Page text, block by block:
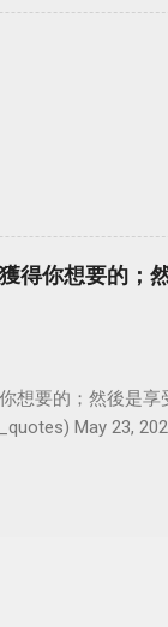
得你想要的；
想要的；然後是
May 23,